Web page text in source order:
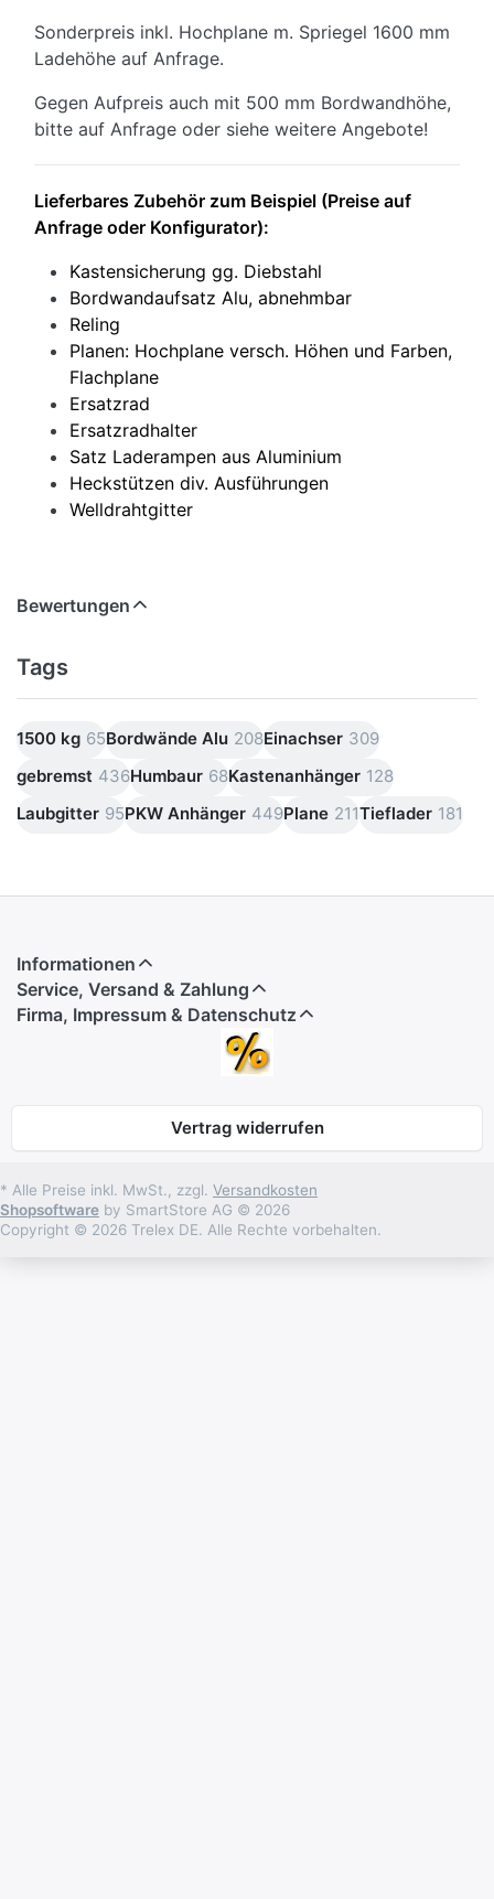
Sonderpreis inkl. Hochplane m. Spriegel 1600 mm
Ladehöhe auf Anfrage.
Gegen Aufpreis auch mit 500 mm Bordwandhöhe,
bitte auf Anfrage oder siehe weitere Angebote!
Lieferbares Zubehör zum Beispiel (Preise auf
Anfrage oder Konfigurator):
Kastensicherung gg. Diebstahl
Bordwandaufsatz Alu, abnehmbar
Reling
Planen: Hochplane versch. Höhen und Farben,
Flachplane
Ersatzrad
Ersatzradhalter
Satz Laderampen aus Aluminium
Heckstützen div. Ausführungen
Welldrahtgitter
Bewertungen
Tags
1500 kg 65Bordwände Alu 208Einachser 309
gebremst 436Humbaur 68Kastenanhänger 128
Laubgitter 95PKW Anhänger 449Plane 211Tieflader 181
Informationen
Service, Versand & Zahlung
Firma, Impressum & Datenschutz
Vertrag widerrufen
* Alle Preise inkl. MwSt., zzgl. Versandkosten
Shopsoftware by SmartStore AG © 2026
Copyright © 2026 Trelex DE. Alle Rechte vorbehalten.